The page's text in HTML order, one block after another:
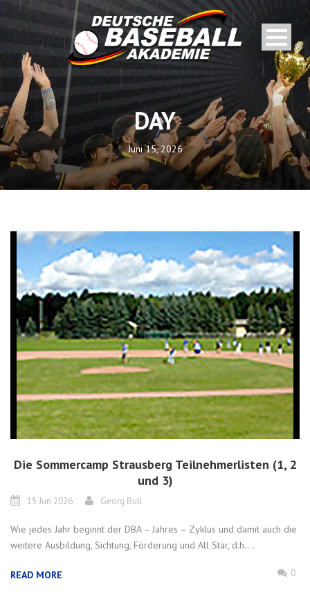
DAY
Juni 15, 2026
Die Sommercamp Strausberg Teilnehmerlisten (1, 2
und 3)
15 Jun 2026 Georg Bull
Wie jedes Jahr beginnt der DBA – Jahres – Zyklus und damit auch die
weitere Ausbildung, Sichtung, Förderung und All Star, d.h....
READ MORE 0